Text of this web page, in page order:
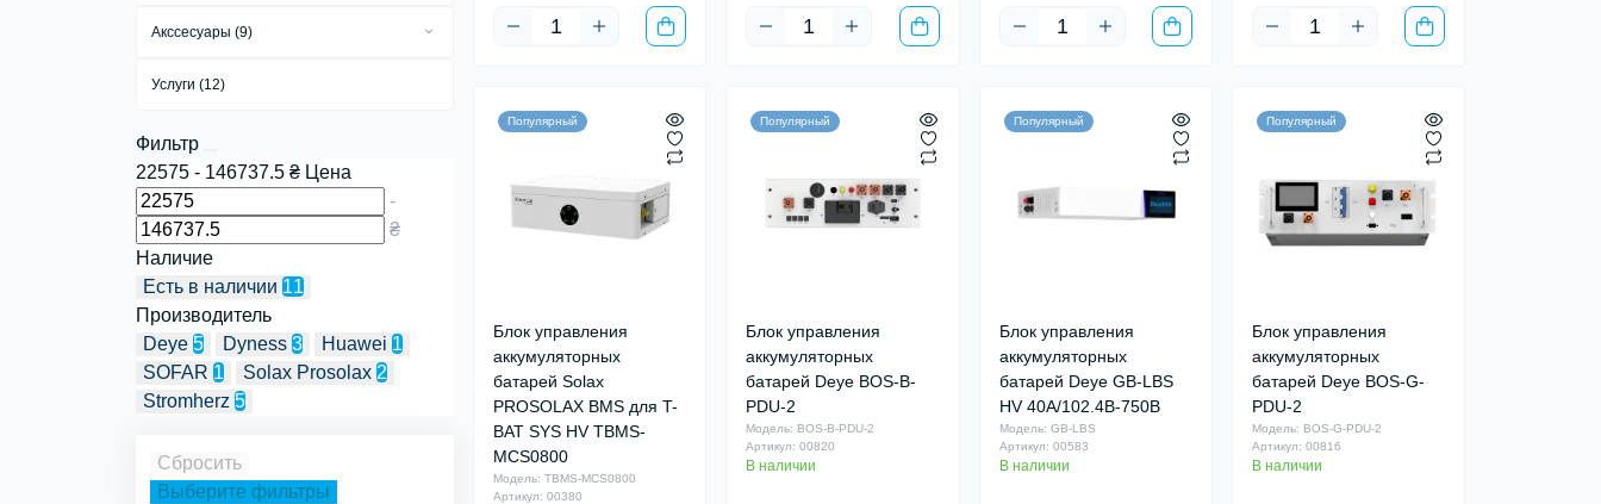
энергии (13)
Дизельные генераторы (1)
Акссесуары (9)
Аксессуары для аккумуляторов (6)
Крепление для солнечных панелей (0)
Система защиты СЭС (0)
Услуги (12)
Фильтр
22575 - 146737.5 ₴ Цена
-
₴
Наличие
Есть в наличии 11
Производитель
Deye 5 Dyness 3 Huawei 1
SOFAR 1 Solax Prosolax 2
Stromherz 5
Сбросить
Выберите фильтры
Популярный
Блок управления
аккумуляторных
батарей Solax
PROSOLAX BMS для T-
BAT SYS HV TBMS-
MCS0800
Модель: TBMS-MCS0800
Артикул: 00380
Популярный
Блок управления
аккумуляторных
батарей Deye BOS-B-
PDU-2
Модель: BOS-B-PDU-2
Артикул: 00820
В наличии
Популярный
Блок управления
аккумуляторных
батарей Deye GB-LBS
HV 40A/102.4В-750В
Модель: GB-LBS
Артикул: 00583
В наличии
Популярный
Блок управления
аккумуляторных
батарей Deye BOS-G-
PDU-2
Модель: BOS-G-PDU-2
Артикул: 00816
В наличии